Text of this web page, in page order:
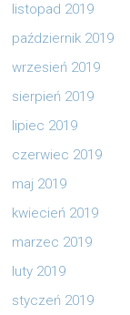
listopad 2019
październik 2019
wrzesień 2019
sierpień 2019
lipiec 2019
czerwiec 2019
maj 2019
kwiecień 2019
marzec 2019
luty 2019
styczeń 2019